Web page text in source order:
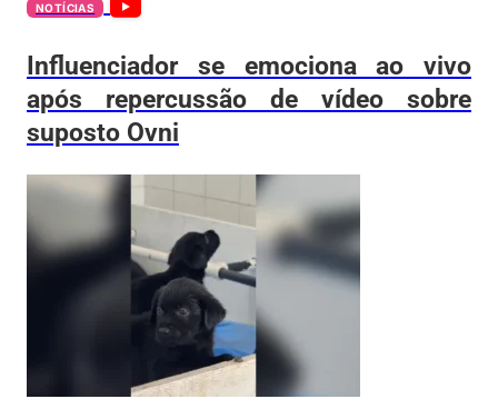
NOTÍCIAS
Influenciador se emociona ao vivo
após repercussão de vídeo sobre
suposto Ovni